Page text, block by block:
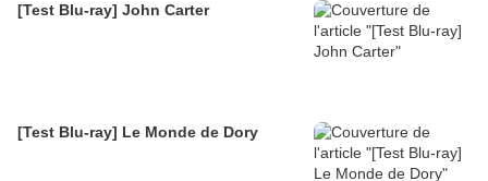
[Test Blu-ray] John Carter
[Test Blu-ray] Le Monde de Dory